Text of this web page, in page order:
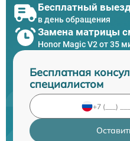
Бесплатный
в день обращения
Замена матрицы
Honor Magic V2 от 35
Бесплатная
специалистом